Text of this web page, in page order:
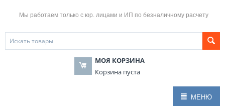
Мы работаем только с юр. лицами и ИП по безналичному расчету
МОЯ КОРЗИНА
Корзина пуста
МЕНЮ